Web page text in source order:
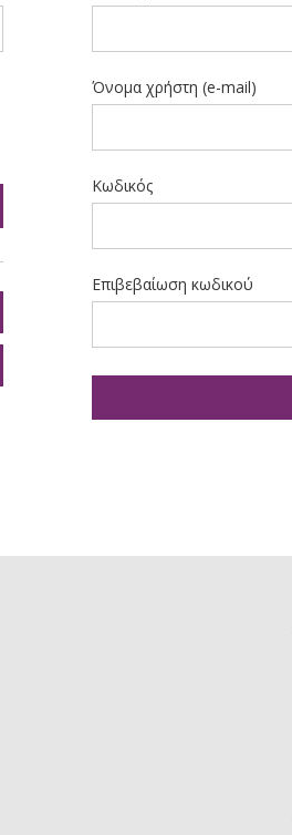
Όνομα χρήστη (e-mail)
Κωδικός
Επιβεβαίωση κωδικού